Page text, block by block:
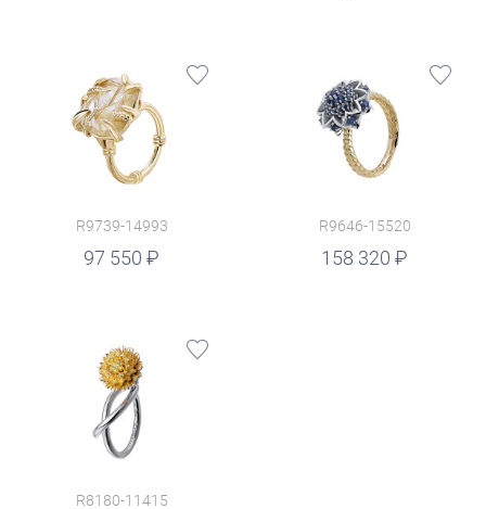
R9739-14993
97 550
R9646-15520
158 320
руб.
R8180-11415